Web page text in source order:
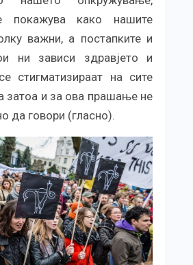
покажува како нашите
важни, а постапките и
ни зависи здравјето и
стигматизираат на сите
затоа и за ова прашање не
да говори (гласно).